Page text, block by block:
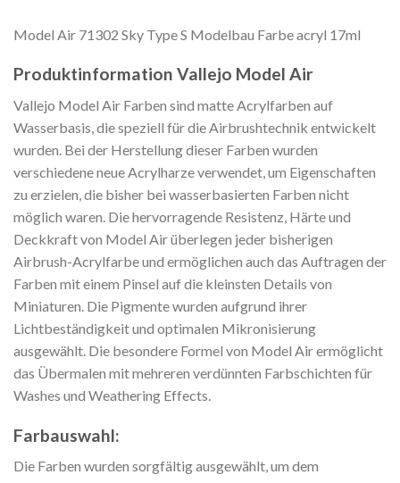
Model Air 71302 Sky Type S Modelbau Farbe acryl 17ml
Produktinformation Vallejo Model Air
Vallejo Model Air Farben sind matte Acrylfarben auf
Wasserbasis, die speziell für die Airbrushtechnik entwickelt
wurden. Bei der Herstellung dieser Farben wurden
verschiedene neue Acrylharze verwendet, um Eigenschaften
zu erzielen, die bisher bei wasserbasierten Farben nicht
möglich waren. Die hervorragende Resistenz, Härte und
Deckkraft von Model Air überlegen jeder bisherigen
Airbrush-Acrylfarbe und ermöglichen auch das Auftragen der
Farben mit einem Pinsel auf die kleinsten Details von
Miniaturen. Die Pigmente wurden aufgrund ihrer
Lichtbeständigkeit und optimalen Mikronisierung
ausgewählt. Die besondere Formel von Model Air ermöglicht
das Übermalen mit mehreren verdünnten Farbschichten für
Washes und Weathering Effects.
Farbauswahl:
Die Farben wurden sorgfältig ausgewählt, um dem